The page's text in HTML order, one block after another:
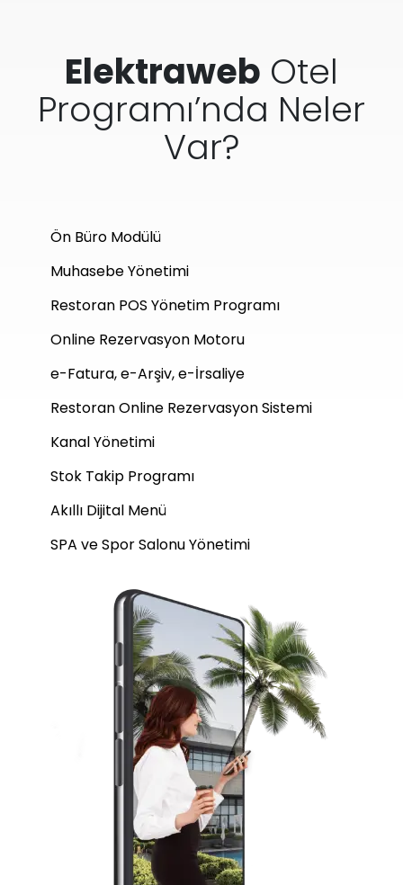
Elektraweb Otel
Programı’nda Neler
Var?
Ön Büro Modülü
Muhasebe Yönetimi
Restoran POS Yönetim Programı
Online Rezervasyon Motoru
e-Fatura, e-Arşiv, e-İrsaliye
Restoran Online Rezervasyon Sistemi
Kanal Yönetimi
Stok Takip Programı
Akıllı Dijital Menü
SPA ve Spor Salonu Yönetimi